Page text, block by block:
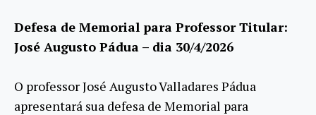
Defesa de Memorial para Professor Titular:
José Augusto Pádua – dia 30/4/2026
O professor José Augusto Valladares Pádua
apresentará sua defesa de Memorial para